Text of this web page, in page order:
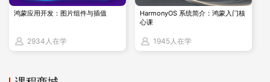
三、适合人群
以及具备RHCSA或同等经验的IT专业人员，特别是对存储管理
鸿蒙应用开发：图片组件与插值
2934人在学
HarmonyOS 系统简介：鸿蒙入门核
心课
1945人在学